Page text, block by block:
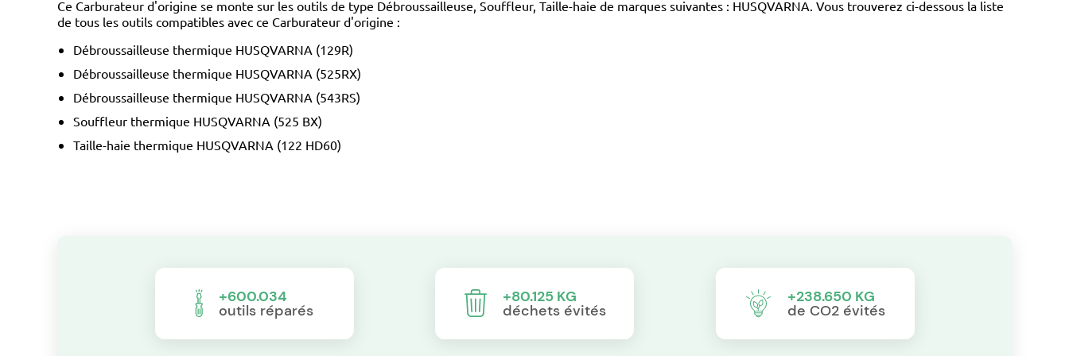
Ce Carburateur d'origine se monte sur les outils de type Débroussailleuse, Souffleur, Taille-haie de marques suivantes : HUSQVARNA. Vous trouverez ci-dessous la liste
de tous les outils compatibles avec ce Carburateur d'origine :
Débroussailleuse thermique HUSQVARNA (129R)
Débroussailleuse thermique HUSQVARNA (525RX)
Débroussailleuse thermique HUSQVARNA (543RS)
Souffleur thermique HUSQVARNA (525 BX)
Taille-haie thermique HUSQVARNA (122 HD60)
+600.034
outils réparés
+80.125 KG
déchets évités
+238.650 KG
de CO2 évités